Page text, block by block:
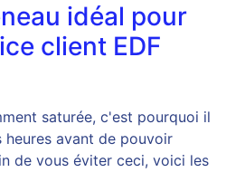
idéal pour
client EDF
saturée, c'est pourquoi il
avant de pouvoir
de vous éviter ceci, voici les